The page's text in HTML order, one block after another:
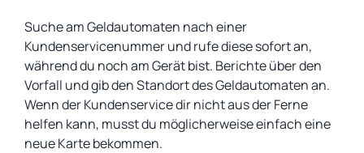
Suche am Geldautomaten nach einer
Kundenservicenummer und rufe diese sofort an,
während du noch am Gerät bist. Berichte über den
Vorfall und gib den Standort des Geldautomaten an.
Wenn der Kundenservice dir nicht aus der Ferne
helfen kann, musst du möglicherweise einfach eine
neue Karte bekommen.